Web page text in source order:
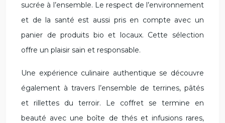
sucrée à l’ensemble. Le respect de l’environnement
et de la santé est aussi pris en compte avec un
panier de produits bio et locaux. Cette sélection
offre un plaisir sain et responsable.
Une expérience culinaire authentique se découvre
également à travers l’ensemble de terrines, pâtés
et rillettes du terroir. Le coffret se termine en
beauté avec une boîte de thés et infusions rares,